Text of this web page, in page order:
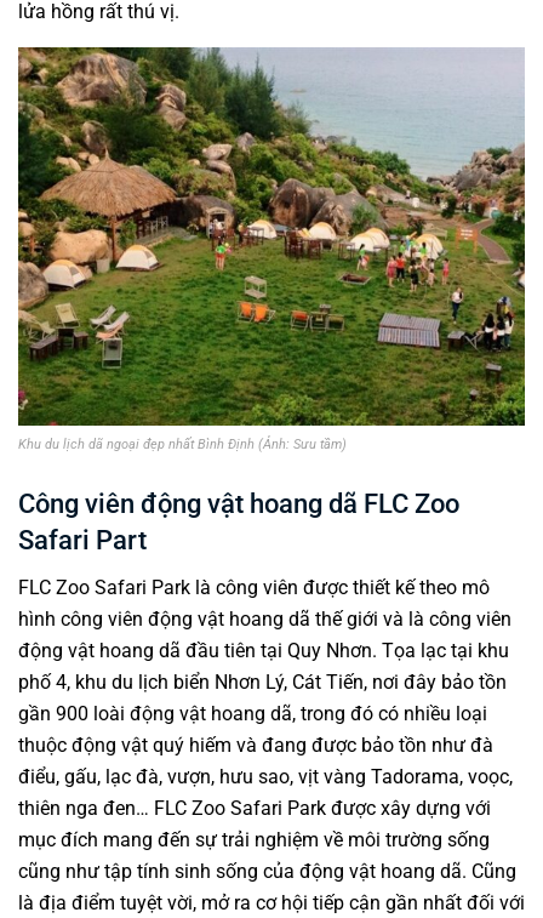
lửa hồng rất thú vị.
Khu du lịch dã ngoại đẹp nhất Bình Định (Ảnh: Sưu tầm)
Công viên động vật hoang dã FLC Zoo
Safari Part
FLC Zoo Safari Park là công viên được thiết kế theo mô
hình công viên động vật hoang dã thế giới và là công viên
động vật hoang dã đầu tiên tại Quy Nhơn. Tọa lạc tại khu
phố 4, khu du lịch biển Nhơn Lý, Cát Tiến, nơi đây bảo tồn
gần 900 loài động vật hoang dã, trong đó có nhiều loại
thuộc động vật quý hiếm và đang được bảo tồn như đà
điểu, gấu, lạc đà, vượn, hưu sao, vịt vàng Tadorama, voọc,
thiên nga đen… FLC Zoo Safari Park được xây dựng với
mục đích mang đến sự trải nghiệm về môi trường sống
cũng như tập tính sinh sống của động vật hoang dã. Cũng
là địa điểm tuyệt vời, mở ra cơ hội tiếp cận gần nhất đối với